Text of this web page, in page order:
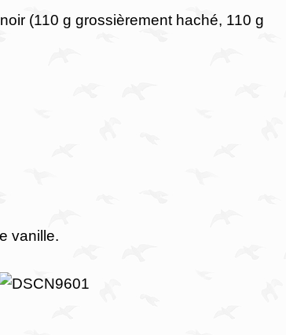
(110 g grossièrement haché, 110 g
vanille.